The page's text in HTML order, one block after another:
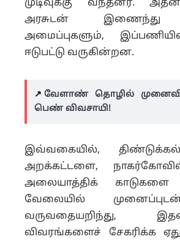
முடிவுக்கு வந்தனர்.
அரசுடன் இணைந்து
அமைப்புகளும்,
ஈடுபட்டு வருகின்றன.
↗️ வேளாண் தொழில்
பெண் விவசாயி!
இவ்வகையில்,
அறக்கட்டளை,
அலையாத்திக் காடுகளை
வேலையில்
வருவதையறிந்து,
விவரங்களைச் சேகரிக்க